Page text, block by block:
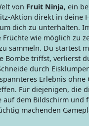
von Fruit Ninja, ein
Aktion direkt in deine
dich zu unterhalten.
wie möglich zu
sammeln. Du startest
Bombe triffst, verlierst
durch
Erlebnis
Für diejenigen, die
auf dem Bildschirm
machenden